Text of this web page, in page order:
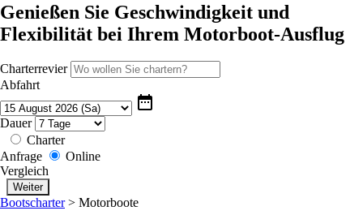
Genießen Sie Geschwindigkeit und
Flexibilität bei Ihrem Motorboot-Ausflug
Charterrevier
Abfahrt
date_range
Dauer
Charter
Anfrage
Online
Vergleich
Bootscharter> Motorboote